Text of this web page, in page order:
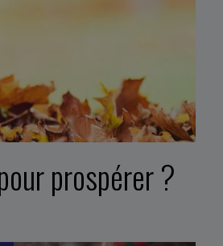
prospérer ?